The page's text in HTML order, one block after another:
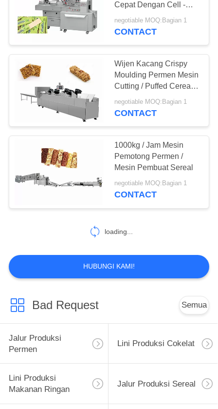
Mesin Pengemas
Permen
Mesin Pengemasan
Cokelat
Mesin Pengemas
136
Mesin Pembuat
Permen
124
Cepat Dengan Cell -
Computer Automatic
Controlling
negotiable MOQ:Bagian 1
CONTACT
Wijen Kacang Crispy
Moulding Permen Mesin
Cutting / Puffed Cereal
Bar Forming Machine
negotiable MOQ:Bagian 1
CONTACT
1000kg / Jam Mesin
Pemotong Permen /
Mesin Pembuat Sereal
negotiable MOQ:Bagian 1
CONTACT
loading...
HUBUNGI KAMI!
Bad Request Semua
Jalur Produksi
Permen
Lini Produksi Cokelat
Lini Produksi
Makanan Ringan
Jalur Produksi Sereal